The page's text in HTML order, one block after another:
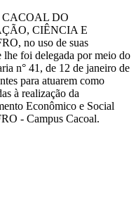
DO
CIÊNCIA E
no uso de suas
lhe foi delegada por meio do
n° 41, de 12 de janeiro de
para atuarem como
à realização da
Econômico e Social
- Campus Cacoal.